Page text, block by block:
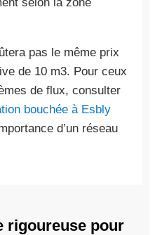
pas le même prix
de 10 m3. Pour ceux
de flux, consulter
bouchée à Esbly
d’un réseau
rigoureuse pour